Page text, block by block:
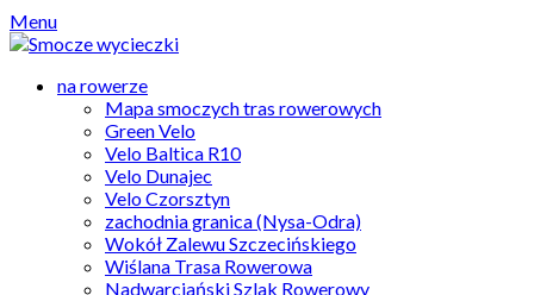
Skip
to
Menu
na rowerze
Mapa smoczych tras rowerowych
Green Velo
Velo Baltica R10
Velo Dunajec
Velo Czorsztyn
zachodnia granica (Nysa-Odra)
Wokół Zalewu Szczecińskiego
Wiślana Trasa Rowerowa
Nadwarciański Szlak Rowerowy